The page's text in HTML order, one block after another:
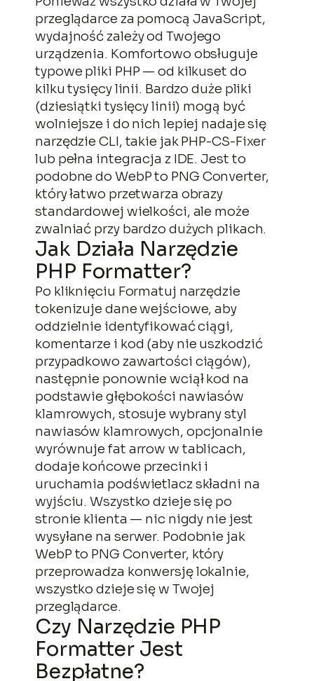
przeglądarce za pomocą JavaScript,
wydajność zależy od Twojego
urządzenia. Komfortowo obsługuje
typowe pliki PHP — od kilkuset do
kilku tysięcy linii. Bardzo duże pliki
(dziesiątki tysięcy linii) mogą być
wolniejsze i do nich lepiej nadaje się
narzędzie CLI, takie jak PHP-CS-Fixer
lub pełna integracja z IDE. Jest to
podobne do WebP to PNG Converter,
który łatwo przetwarza obrazy
standardowej wielkości, ale może
zwalniać przy bardzo dużych plikach.
Jak Działa Narzędzie
PHP Formatter?
Po kliknięciu Formatuj narzędzie
tokenizuje dane wejściowe, aby
oddzielnie identyfikować ciągi,
komentarze i kod (aby nie uszkodzić
przypadkowo zawartości ciągów),
następnie ponownie wciął kod na
podstawie głębokości nawiasów
klamrowych, stosuje wybrany styl
nawiasów klamrowych, opcjonalnie
wyrównuje fat arrow w tablicach,
dodaje końcowe przecinki i
uruchamia podświetlacz składni na
wyjściu. Wszystko dzieje się po
stronie klienta — nic nigdy nie jest
wysyłane na serwer. Podobnie jak
WebP to PNG Converter, który
przeprowadza konwersję lokalnie,
wszystko dzieje się w Twojej
przeglądarce.
Czy Narzędzie PHP
Formatter Jest
Bezpłatne?